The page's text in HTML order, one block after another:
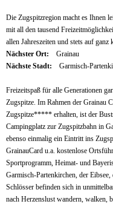
Die Zugspitzregion macht es Ihnen
mit all den tausend
allen Jahreszeiten und stets auf ganz
Nächster Ort:
Grainau
Nächste Stadt:
Garmisch-
Freizeitspaß für alle Generationen
Zugspitze. Im Rahmen der Grainau
Zugspitze***** erhalten, ist der
Campingplatz zur Zugspitzbahn in
ebenso einmalig ein Eintritt ins
GrainauCard u.a. kostenlose
Sportprogramm, Heimat- und
Garmisch-Partenkirchen, der
Schlösser befinden sich in
nach Herzenslust wandern, walken,